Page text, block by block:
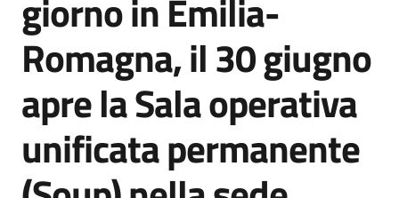
su
giorno in Emilia-
Romagna, il 30 giugno
apre la Sala operativa
unificata permanente